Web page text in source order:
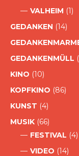
VALHEIM (1)
GEDANKEN (14)
GEDANKENMÜLL
KINO (10)
KOPFKINO (86)
KUNST (4)
MUSIK (66)
FESTIVAL (4)
VIDEO (14)